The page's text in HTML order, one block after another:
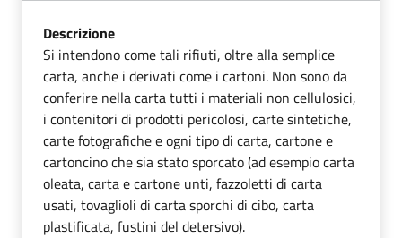
Descrizione
Si intendono come tali rifiuti, oltre alla semplice
carta, anche i derivati come i cartoni. Non sono da
conferire nella carta tutti i materiali non cellulosici,
i contenitori di prodotti pericolosi, carte sintetiche,
carte fotografiche e ogni tipo di carta, cartone e
cartoncino che sia stato sporcato (ad esempio carta
oleata, carta e cartone unti, fazzoletti di carta
usati, tovaglioli di carta sporchi di cibo, carta
plastificata, fustini del detersivo).